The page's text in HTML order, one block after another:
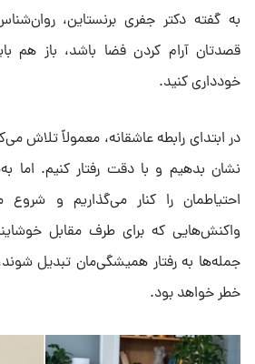
به گفته دکتر جفری برنستاین،
قصدتان آرام کردن فضا باشد، باز هم
خودداری کنید.
در ابتدای رابطه‌ عاشقانه، معمولاً تلاش
نشان بدهیم و با دقت رفتار کنیم. اما
احتیاطمان را کنار می‌گذاریم و
واکنش‌هایی که برای طرف مقابل
جمله‌ها به رفتار همیشگی‌مان تبدیل
خطر خواهد بود.